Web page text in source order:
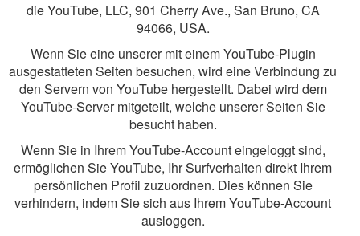
die YouTube, LLC, 901 Cherry Ave., San Bruno, CA
94066, USA.
Wenn Sie eine unserer mit einem YouTube-Plugin
ausgestatteten Seiten besuchen, wird eine Verbindung zu
den Servern von YouTube hergestellt. Dabei wird dem
YouTube-Server mitgeteilt, welche unserer Seiten Sie
besucht haben.
Wenn Sie in Ihrem YouTube-Account eingeloggt sind,
ermöglichen Sie YouTube, Ihr Surfverhalten direkt Ihrem
persönlichen Profil zuzuordnen. Dies können Sie
verhindern, indem Sie sich aus Ihrem YouTube-Account
ausloggen.